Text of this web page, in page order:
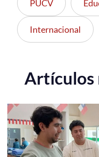
PUCV
Internacional
Artículos